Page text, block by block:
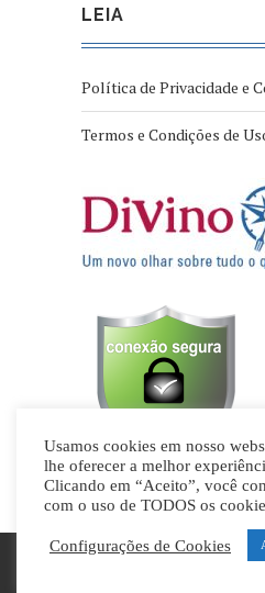
LEIA
Política de Privacidade e
Termos e Condições de
Usamos cookies em nosso
lhe oferecer a melhor
Clicando em “Aceito”, você
com o uso de TODOS os
Configurações de Cookies